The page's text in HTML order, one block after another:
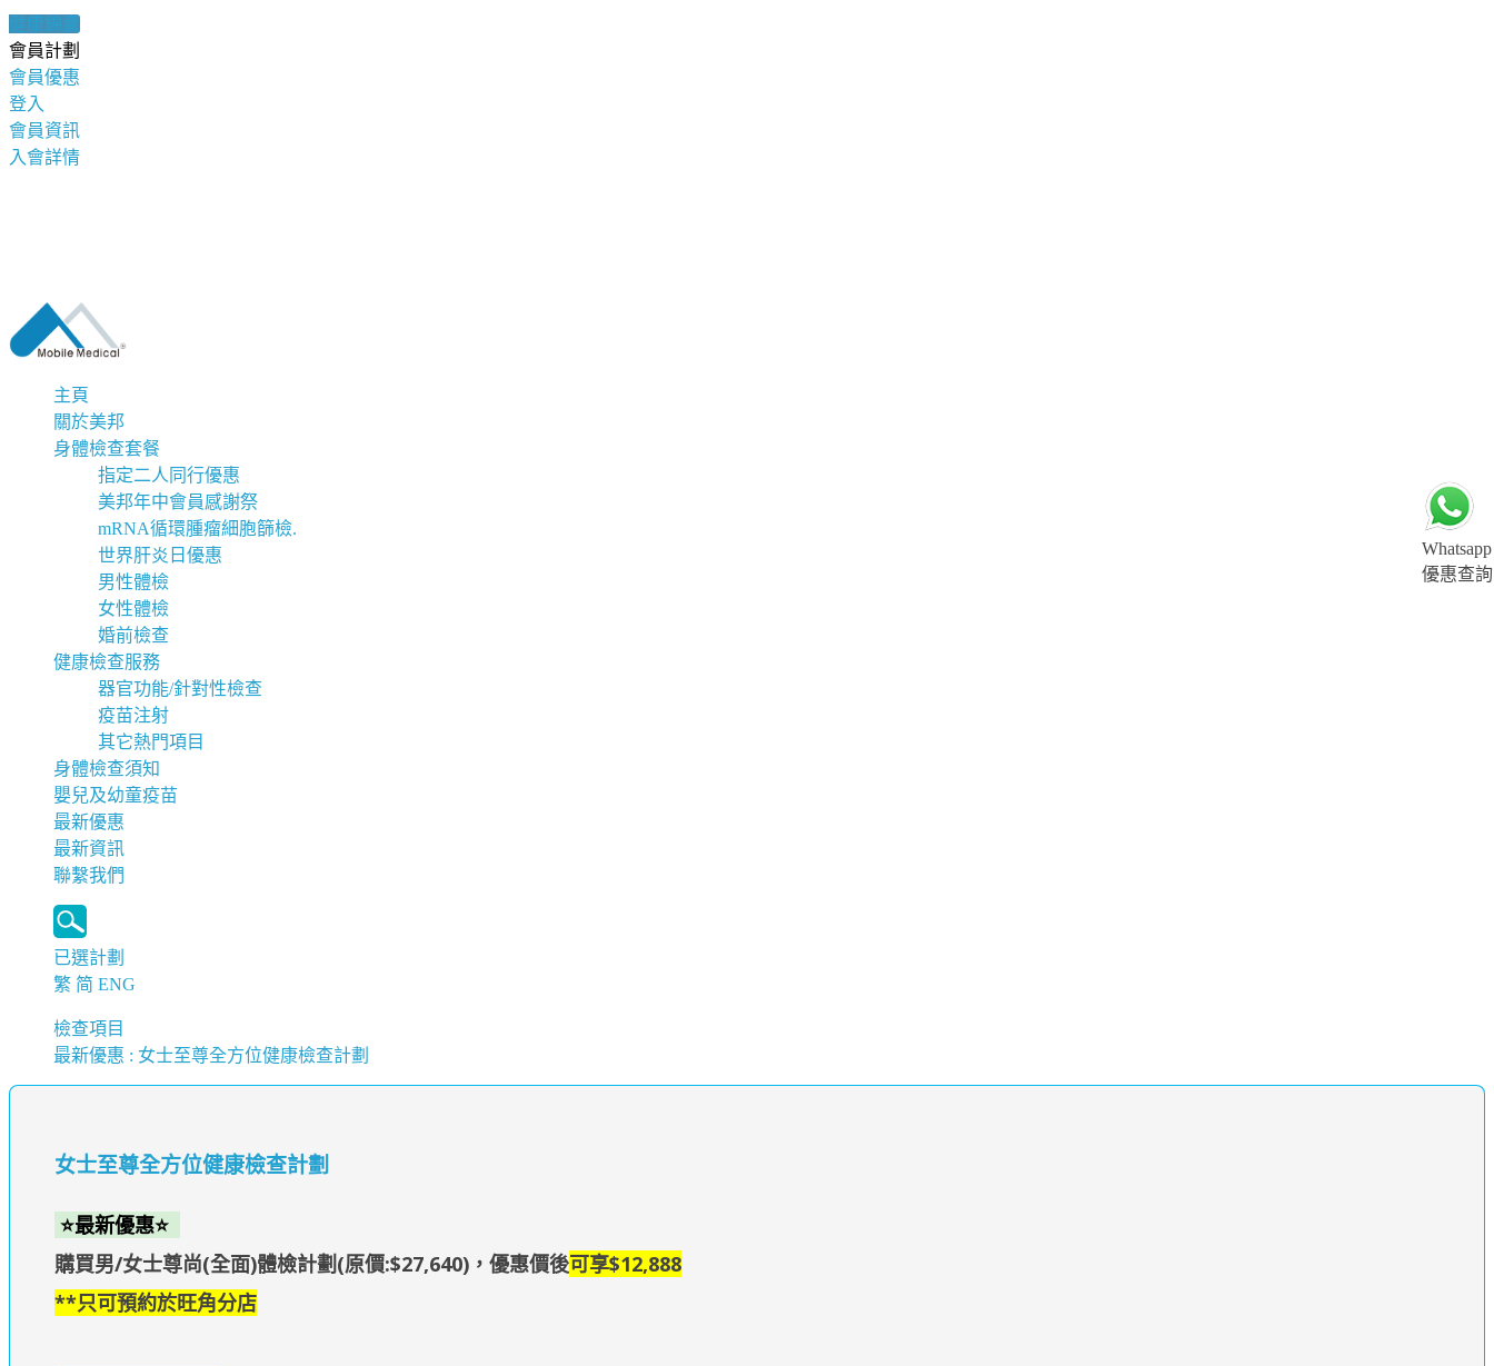
健康錦囊
會員計劃
會員優惠
登入
會員資訊
入會詳情
主頁
關於美邦
身體檢查套餐
指定二人同行優惠
美邦年中會員感謝祭
mRNA循環腫瘤細胞篩檢.
世界肝炎日優惠
男性體檢
女性體檢
婚前檢查
健康檢查服務
器官功能/針對性檢查
疫苗注射
其它熱門項目
身體檢查須知
嬰兒及幼童疫苗
最新優惠
最新資訊
聯繫我們
已選計劃
繁 简 ENG
Whatsapp
優惠查詢
檢查項目
最新優惠 : 女士至尊全方位健康檢查計劃
女士至尊全方位健康檢查計劃
⭐最新優惠⭐
購買男/女士尊尚(全面)體檢計劃(原價:$27,640)，優惠價後可享$12,888
**只可預約於旺角分店